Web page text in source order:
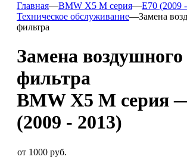
Главная—BMW X5 M серия—E70 (2009
Техническое обслуживание—Замена
фильтра
Замена воздушного
фильтра
BMW X5 M серия
(2009 - 2013)
от 1000 руб.